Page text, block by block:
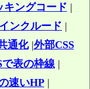
キングコード |
インクルード |
通化|外部CSS
で表の枠線|
速いHP|